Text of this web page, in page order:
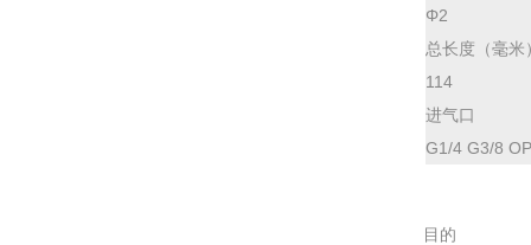
Φ2
总长度（毫米
114
进气口
G1/4 G3/8
目的